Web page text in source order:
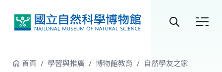
站
首頁 學習與推廣 博物館教育
自然學友之家